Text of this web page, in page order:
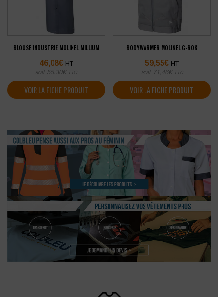
BLOUSE INDUSTRIE MOLINEL MILLIUM
46,08€ HT
soit 55,30€ TTC
VOIR LA FICHE PRODUIT
BODYWARMER MOLINEL G-ROK
59,55€ HT
soit 71,46€ TTC
VOIR LA FICHE PRODUIT